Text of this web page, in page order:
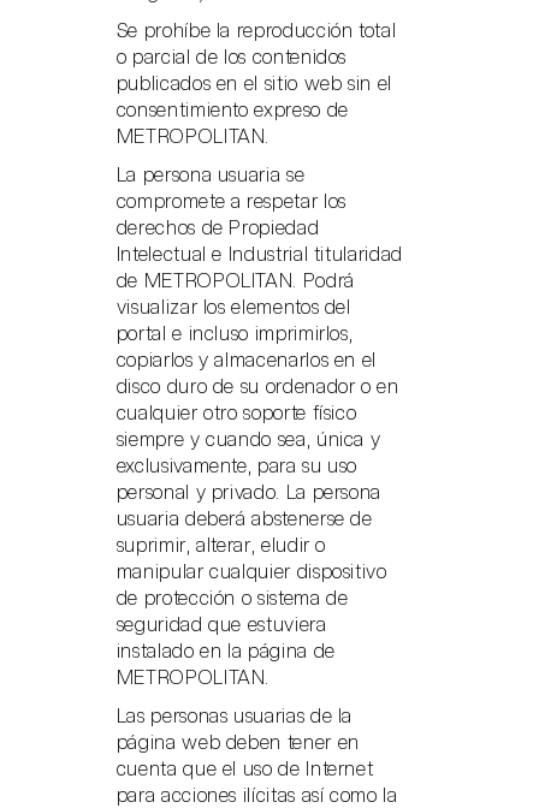
Se prohíbe la reproducción total
o parcial de los contenidos
publicados en el sitio web sin el
consentimiento expreso de
METROPOLITAN.
La persona usuaria se
compromete a respetar los
derechos de Propiedad
Intelectual e Industrial titularidad
de METROPOLITAN. Podrá
visualizar los elementos del
portal e incluso imprimirlos,
copiarlos y almacenarlos en el
disco duro de su ordenador o en
cualquier otro soporte físico
siempre y cuando sea, única y
exclusivamente, para su uso
personal y privado. La persona
usuaria deberá abstenerse de
suprimir, alterar, eludir o
manipular cualquier dispositivo
de protección o sistema de
seguridad que estuviera
instalado en la página de
METROPOLITAN.
Las personas usuarias de la
página web deben tener en
cuenta que el uso de Internet
para acciones ilícitas así como la